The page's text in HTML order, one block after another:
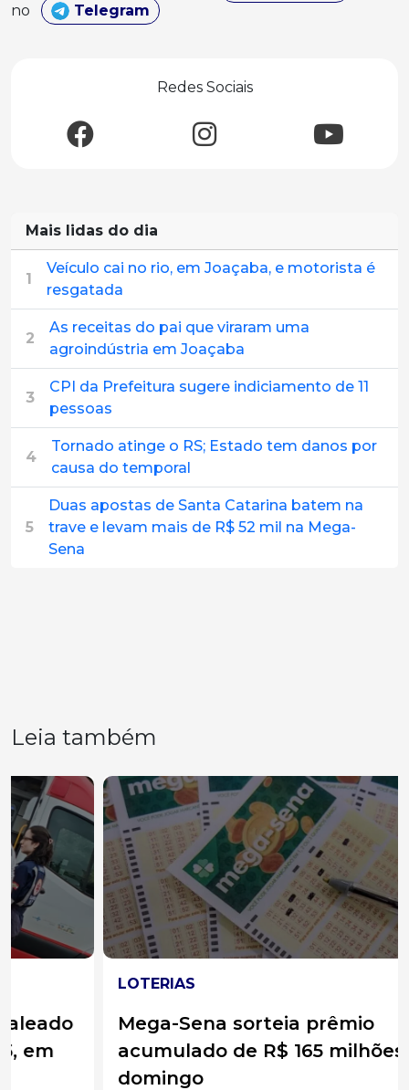
no
Telegram
Redes Sociais
Mais lidas do dia
1
Veículo cai no rio, em Joaçaba, e motorista é
resgatada
2
As receitas do pai que viraram uma
agroindústria em Joaçaba
3
CPI da Prefeitura sugere indiciamento de 11
pessoas
4
Tornado atinge o RS; Estado tem danos por
causa do temporal
5
Duas apostas de Santa Catarina batem na
trave e levam mais de R$ 52 mil na Mega-
Sena
Leia também
Mega-Sena sorteia prêmio
acumulado de R$ 165 milhões neste